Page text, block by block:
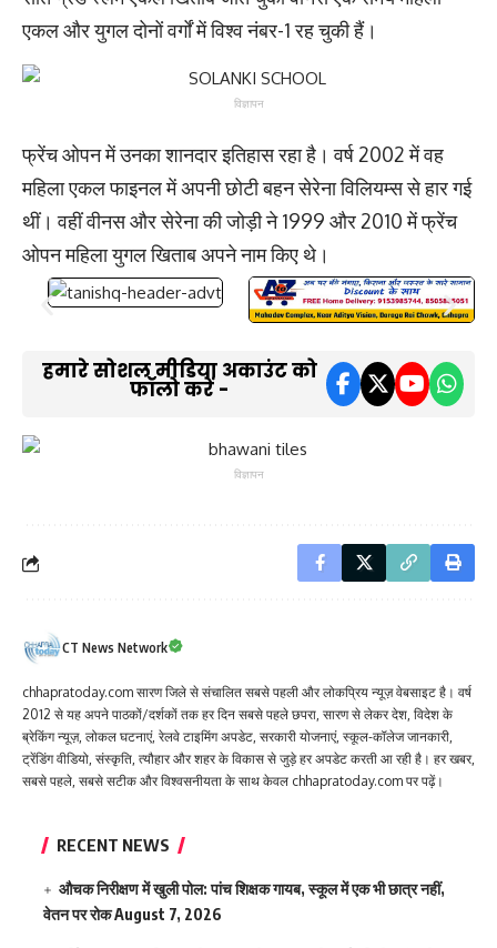
एकल और युगल दोनों वर्गों में विश्व नंबर-1 रह चुकी हैं।
विज्ञापन
फ्रेंच ओपन में उनका शानदार इतिहास रहा है। वर्ष 2002 में वह
महिला एकल फाइनल में अपनी छोटी बहन सेरेना विलियम्स से हार गई
थीं। वहीं वीनस और सेरेना की जोड़ी ने 1999 और 2010 में फ्रेंच
ओपन महिला युगल खिताब अपने नाम किए थे।
हमारे सोशल मीडिया अकाउंट को
फॉलो करें -
विज्ञापन
CT News Network
chhapratoday.com सारण जिले से संचालित सबसे पहली और लोकप्रिय न्यूज़ वेबसाइट है। वर्ष
2012 से यह अपने पाठकों/दर्शकों तक हर दिन सबसे पहले छपरा, सारण से लेकर देश, विदेश के
ब्रेकिंग न्यूज़, लोकल घटनाएं, रेलवे टाइमिंग अपडेट, सरकारी योजनाएं, स्कूल-कॉलेज जानकारी,
ट्रेंडिंग वीडियो, संस्कृति, त्यौहार और शहर के विकास से जुड़े हर अपडेट करती आ रही है। हर खबर,
सबसे पहले, सबसे सटीक और विश्वसनीयता के साथ केवल chhapratoday.com पर पढ़ें।
RECENT NEWS
औचक निरीक्षण में खुली पोल: पांच शिक्षक गायब, स्कूल में एक भी छात्र नहीं,
वेतन पर रोकAugust 7, 2026